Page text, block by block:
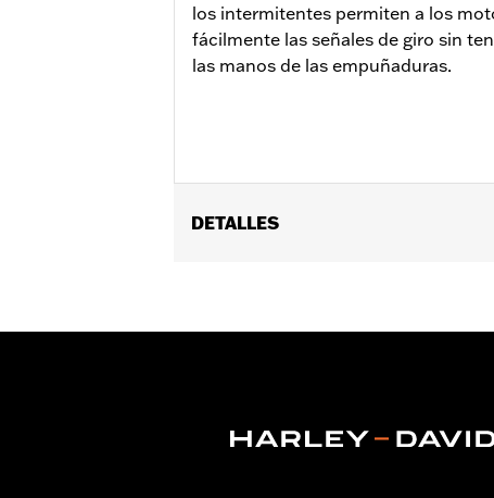
los intermitentes permiten a los
fácilmente las señales de giro sin
las manos de las empuñaduras.
DETALLES
vinRequerido:false